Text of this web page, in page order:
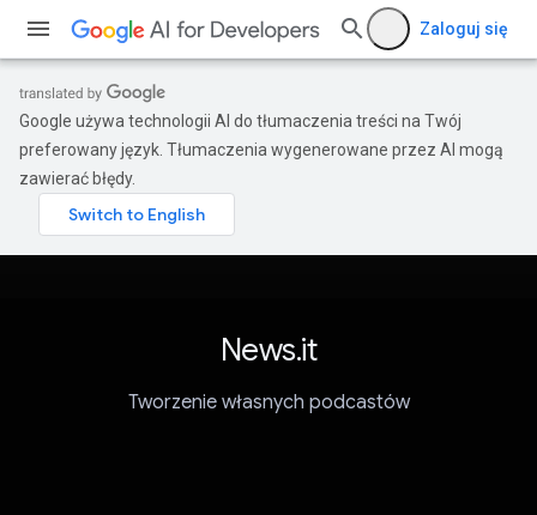
Zaloguj się
Google używa technologii AI do tłumaczenia treści na Twój
preferowany język. Tłumaczenia wygenerowane przez AI mogą
zawierać błędy.
News.it
Tworzenie własnych podcastów